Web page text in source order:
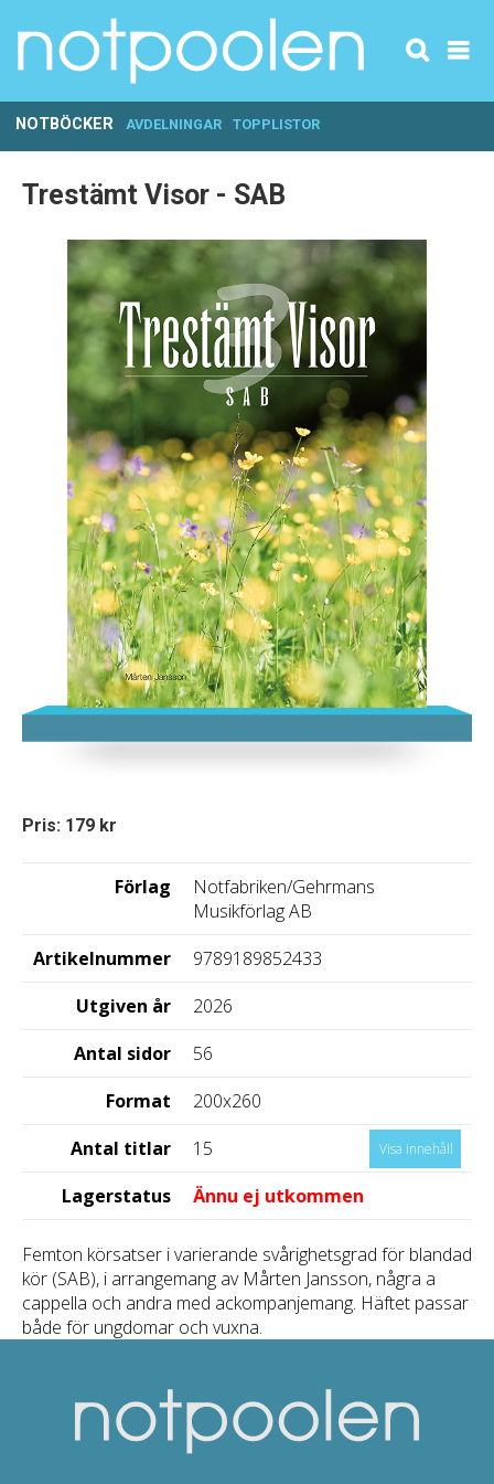
NOTBÖCKER AVDELNINGAR TOPPLISTOR
Trestämt Visor - SAB
Pris: 179 kr
Förlag
Notfabriken/Gehrmans
Musikförlag AB
Artikelnummer
9789189852433
Utgiven år
2026
Antal sidor
56
Format
200x260
Antal titlar
15 Visa innehåll
Lagerstatus Ännu ej utkommen
Femton körsatser i varierande svårighetsgrad för blandad
kör (SAB), i arrangemang av Mårten Jansson, några a
cappella och andra med ackompanjemang. Häftet passar
både för ungdomar och vuxna.